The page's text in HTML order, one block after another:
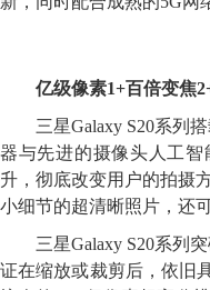
亿级像素1+百倍变焦
三星Galaxy S20系列
器与先进的摄像头人工
升，彻底改变用户的拍摄
小细节的超清晰照片，还
三星Galaxy S20系列
证在缩放或裁剪后，依旧